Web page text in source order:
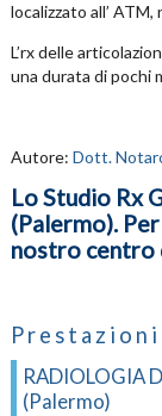
localizzato all’ ATM,
L’rx delle
una durata di pochi
Autore: Dott.
Lo Studio Rx
(Palermo).
nostro centro
Prestazioni
RADIOLOGIA
(Palermo)